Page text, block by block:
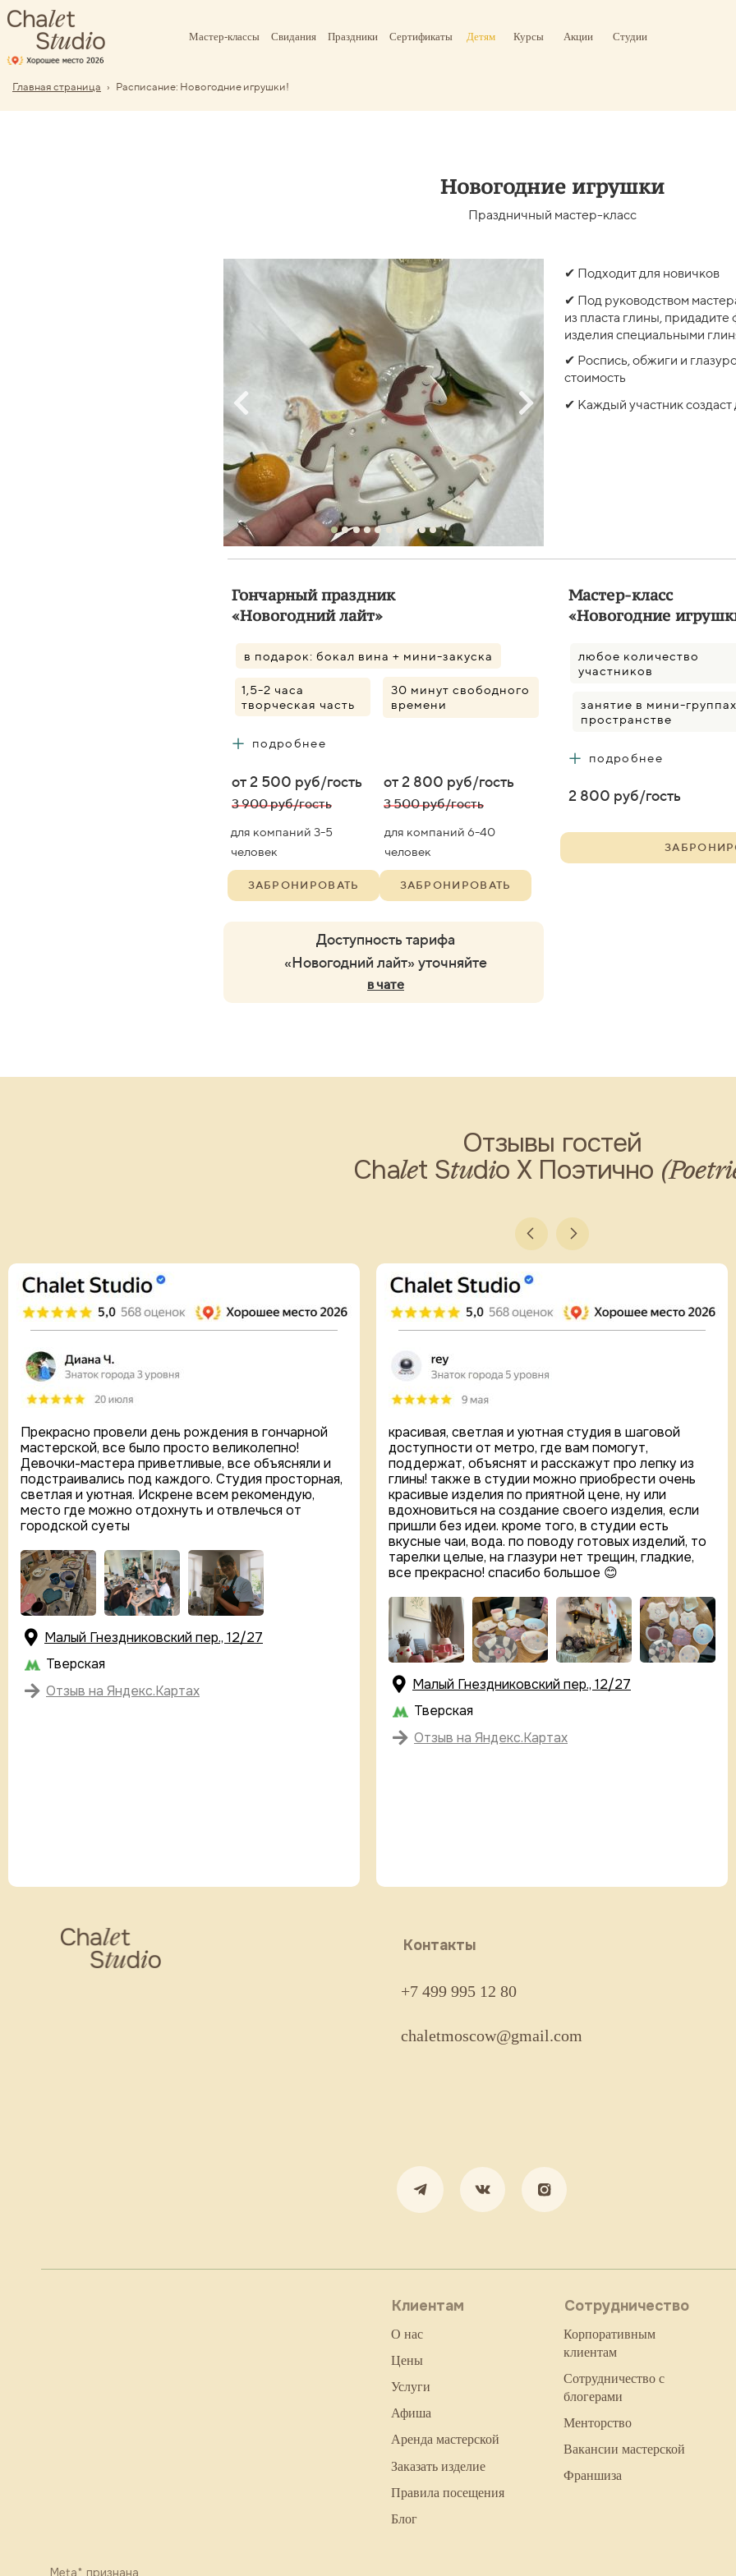
Мастер-классы Свидания Праздники Сертификаты Детям Курсы Акции Студии
Главная страница › Расписание: Новогодние игрушки!
Новогодние игрушки
Праздничный мастер-класс
✔ Подходит для новичков
✔ Под руководством
из пласта глины, придадите
изделия специальными
✔ Роспись, обжиги и
стоимость
✔ Каждый участник
Гончарный праздник
«Новогодний лайт»
в подарок: бокал вина + мини-закуска
1,5-2 часа
творческая часть
30 минут свободного
времени
+ подробнее
от 2 500 руб/гость
3 900руб/гость
для компаний 3-5
человек
ЗАБРОНИРОВАТЬ
от 2 800 руб/гость
3 500руб/гость
для компаний 6-40
человек
ЗАБРОНИРОВАТЬ
Доступность тарифа
«Новогодний лайт» уточняйте
в чате
Мастер-класс
«Новогодние
любое количество
участников
занятие в мини-
пространстве
+ подробнее
2 800 руб/гость
Отзывы гостей
Chalet Studio X Поэтично
Прекрасно провели день рождения в гончарной
мастерской, все было просто великолепно!
Девочки-мастера приветливые, все объясняли и
подстраивались под каждого. Студия просторная,
светлая и уютная. Искрене всем рекомендую,
место где можно отдохнуть и отвлечься от
городской суеты
Малый Гнездниковский пер., 12/27
Тверская
Отзыв на Яндекс.Картах
красивая, светлая и уютная студия в шаговой
доступности от метро, где вам помогут,
поддержат, объяснят и расскажут про лепку из
глины! также в студии можно приобрести очень
красивые изделия по приятной цене, ну или
вдохновиться на создание своего изделия, если
пришли без идеи. кроме того, в студии есть
вкусные чаи, вода. по поводу готовых изделий, то
тарелки целые, на глазури нет трещин, гладкие,
все прекрасно! спасибо большое 😊
Малый Гнездниковский пер., 12/27
Тверская
Отзыв на Яндекс.Картах
Контакты
+7 499 995 12 80
chaletmoscow@gmail.com
Клиентам
О нас
Цены
Услуги
Афиша
Аренда мастерской
Заказать изделие
Правила посещения
Блог
Сотрудничество
Корпоративным
клиентам
Сотрудничество с
блогерами
Менторство
Вакансии мастерской
Франшиза
Meta* признана